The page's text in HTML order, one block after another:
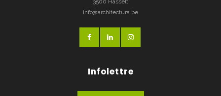
3500 Hasselt
info@architectura.be
Infolettre